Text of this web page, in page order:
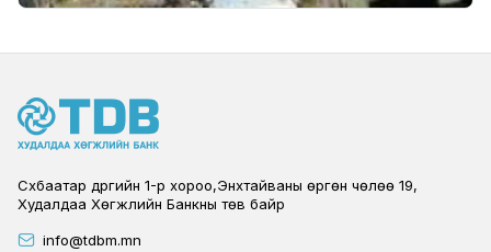
Сүхбаатар дүүргийн 1-р хороо,Энхтайваны өргөн чөлөө 19,
Худалдаа Хөгжлийн Банкны төв байр
info@tdbm.mn